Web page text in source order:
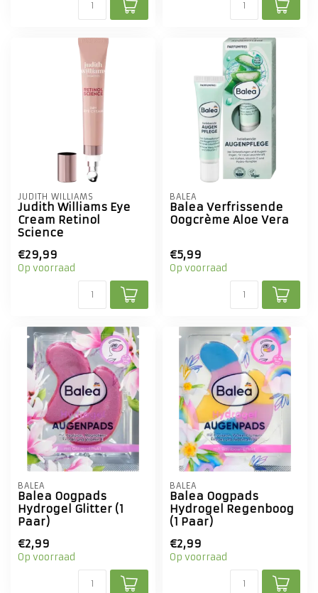
JUDITH WILLIAMS
Judith Williams Eye
Cream Retinol
Science
€29,99
Op voorraad
BALEA
Balea Verfrissende
Oogcrème Aloe Vera
€5,99
Op voorraad
BALEA
Balea Oogpads
Hydrogel Glitter (1
Paar)
€2,99
Op voorraad
BALEA
Balea Oogpads
Hydrogel Regenboog
(1 Paar)
€2,99
Op voorraad